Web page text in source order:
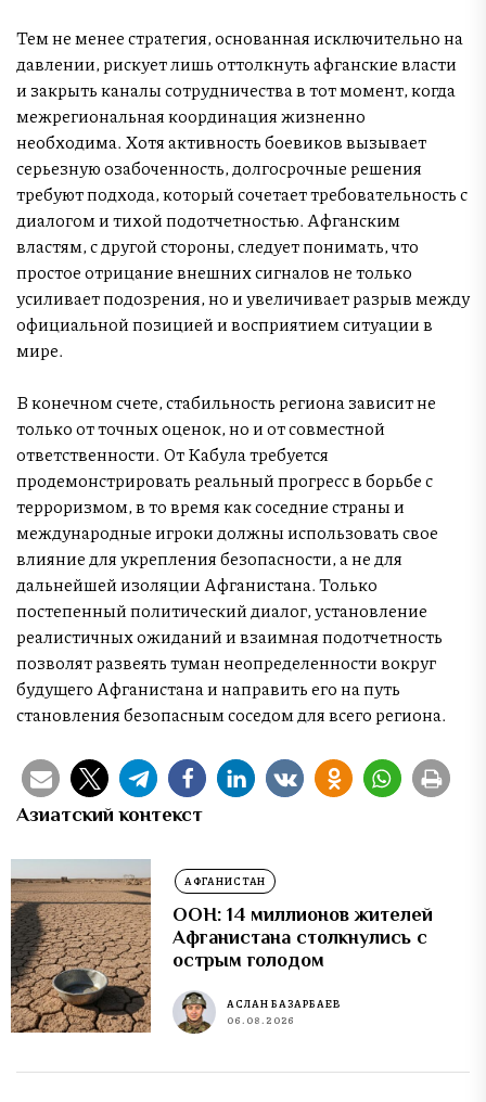
Тем не менее стратегия, основанная исключительно на
давлении, рискует лишь оттолкнуть афганские власти
и закрыть каналы сотрудничества в тот момент, когда
межрегиональная координация жизненно
необходима. Хотя активность боевиков вызывает
серьезную озабоченность, долгосрочные решения
требуют подхода, который сочетает требовательность с
диалогом и тихой подотчетностью. Афганским
властям, с другой стороны, следует понимать, что
простое отрицание внешних сигналов не только
усиливает подозрения, но и увеличивает разрыв между
официальной позицией и восприятием ситуации в
мире.
В конечном счете, стабильность региона зависит не
только от точных оценок, но и от совместной
ответственности. От Кабула требуется
продемонстрировать реальный прогресс в борьбе с
терроризмом, в то время как соседние страны и
международные игроки должны использовать свое
влияние для укрепления безопасности, а не для
дальнейшей изоляции Афганистана. Только
постепенный политический диалог, установление
реалистичных ожиданий и взаимная подотчетность
позволят развеять туман неопределенности вокруг
будущего Афганистана и направить его на путь
становления безопасным соседом для всего региона.
Азиатский контекст
АФГАНИСТАН
ООН: 14 миллионов жителей
Афганистана столкнулись с
острым голодом
АСЛАН БАЗАРБАЕВ
06.08.2026